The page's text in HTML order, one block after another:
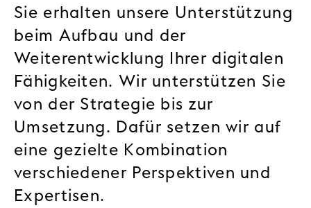
Sie erhalten unsere Unterstützung
beim Aufbau und der
Weiterentwicklung Ihrer digitalen
Fähigkeiten. Wir unterstützen Sie
von der Strategie bis zur
Umsetzung. Dafür setzen wir auf
eine gezielte Kombination
verschiedener Perspektiven und
Expertisen.